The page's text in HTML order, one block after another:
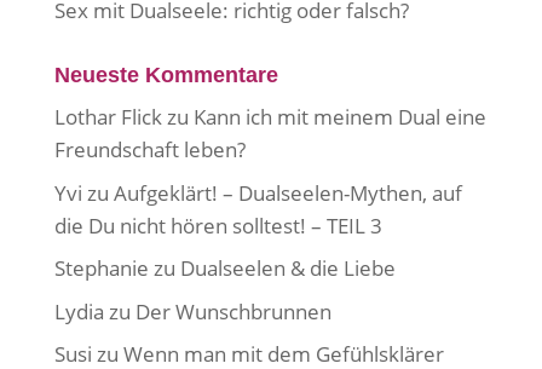
Sex mit Dualseele: richtig oder falsch?
Neueste Kommentare
Lothar Flickzu Kann ich mit meinem Dual eine
Freundschaft leben?
Yvi zu Aufgeklärt! – Dualseelen-Mythen, auf
die Du nicht hören solltest! – TEIL 3
Stephanie zu Dualseelen & die Liebe
Lydia zu Der Wunschbrunnen
Susi zu Wenn man mit dem Gefühlsklärer